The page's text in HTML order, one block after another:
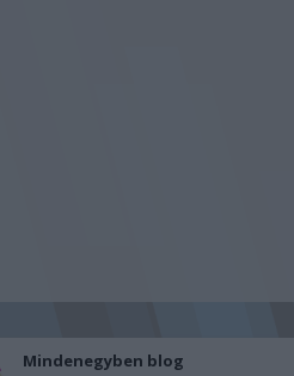
Mindenegyben blog